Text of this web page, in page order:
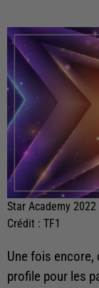
Star Academy 2022
Crédit : TF1
Une fois encore,
profile pour les